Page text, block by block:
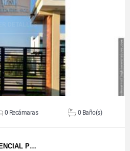
DETALLES
0 Recámaras 0 Baño(s)
P…